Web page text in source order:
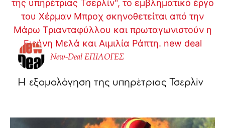
New-Deal ΕΠΙΛΟΓΕΣ
Η εξομολόγηση της υπηρέτριας Τσερλίν